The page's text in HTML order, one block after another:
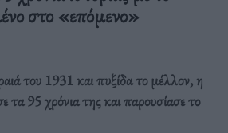
στο «επόμενο»
του 1931 και πυξίδα το μέλλον, η
τα 95 χρόνια της και παρουσίασε το